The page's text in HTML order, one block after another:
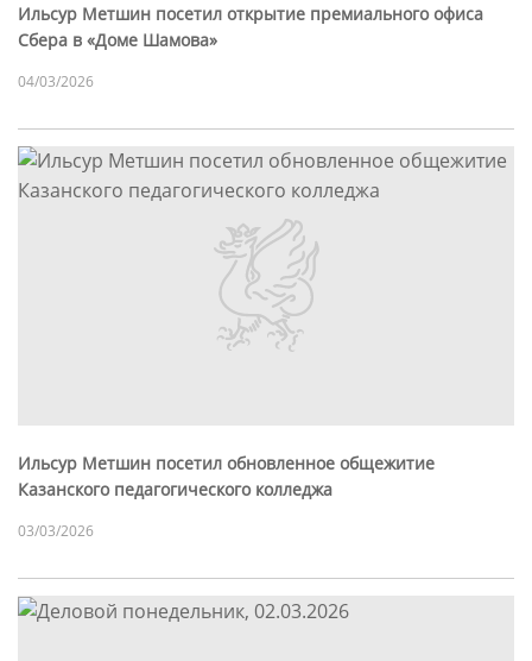
Ильсур Метшин посетил открытие премиального офиса
Сбера в «Доме Шамова»
04/03/2026
Ильсур Метшин посетил обновленное общежитие
Казанского педагогического колледжа
03/03/2026